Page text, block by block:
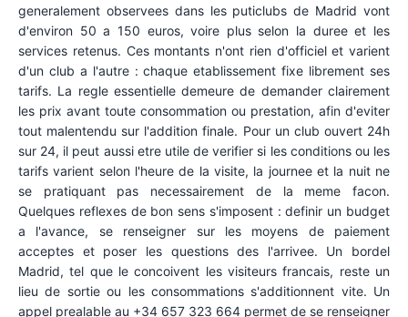
generalement observees dans les puticlubs de Madrid vont
d'environ 50 a 150 euros, voire plus selon la duree et les
services retenus. Ces montants n'ont rien d'officiel et varient
d'un club a l'autre : chaque etablissement fixe librement ses
tarifs. La regle essentielle demeure de demander clairement
les prix avant toute consommation ou prestation, afin d'eviter
tout malentendu sur l'addition finale. Pour un club ouvert 24h
sur 24, il peut aussi etre utile de verifier si les conditions ou les
tarifs varient selon l'heure de la visite, la journee et la nuit ne
se pratiquant pas necessairement de la meme facon.
Quelques reflexes de bon sens s'imposent : definir un budget
a l'avance, se renseigner sur les moyens de paiement
acceptes et poser les questions des l'arrivee. Un bordel
Madrid, tel que le concoivent les visiteurs francais, reste un
lieu de sortie ou les consommations s'additionnent vite. Un
appel prealable au +34 657 323 664 permet de se renseigner